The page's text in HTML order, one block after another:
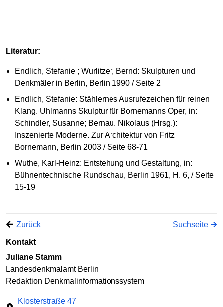
Literatur:
Endlich, Stefanie ; Wurlitzer, Bernd: Skulpturen und
Denkmäler in Berlin, Berlin 1990 / Seite 2
Endlich, Stefanie: Stählernes Ausrufezeichen für reinen
Klang. Uhlmanns Skulptur für Bornemanns Oper, in:
Schindler, Susanne; Bernau. Nikolaus (Hrsg.):
Inszenierte Moderne. Zur Architektur von Fritz
Bornemann, Berlin 2003 / Seite 68-71
Wuthe, Karl-Heinz: Entstehung und Gestaltung, in:
Bühnentechnische Rundschau, Berlin 1961, H. 6, / Seite
15-19
Zurück Suchseite
Kontakt
Juliane Stamm
Landesdenkmalamt Berlin
Redaktion Denkmalinformationssystem
Klosterstraße 47